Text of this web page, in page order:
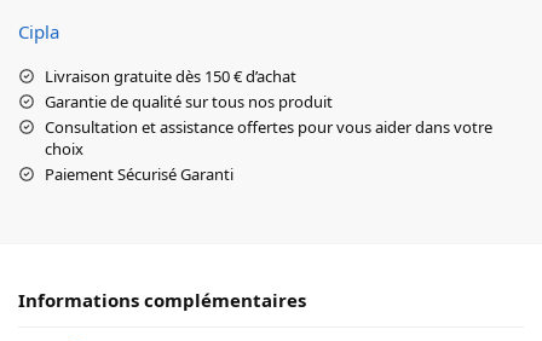
Cipla
Livraison gratuite dès 150 € d’achat
Garantie de qualité sur tous nos produit
Consultation et assistance offertes pour vous aider dans votre
choix
Paiement Sécurisé Garanti
Informations complémentaires